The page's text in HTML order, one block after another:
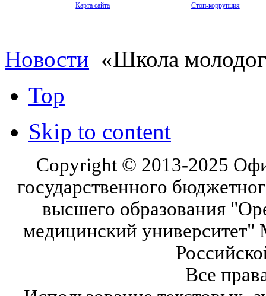
Карта сайта Стоп-коррупция
Новости «Школа
Top
Skip to content
Copyright © 2013-2025
государственного
высшего образования
медицинский университет"
Все